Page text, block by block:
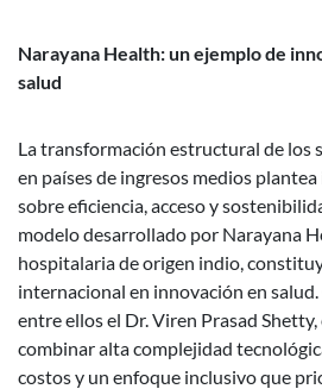
Narayana Health: un ejemplo de
salud
La transformación estructural de los
en países de ingresos medios
sobre eficiencia, acceso y
modelo desarrollado por Narayana
hospitalaria de origen indio,
internacional en innovación en salud.
entre ellos el Dr. Viren Prasad
combinar alta complejidad
costos y un enfoque inclusivo que